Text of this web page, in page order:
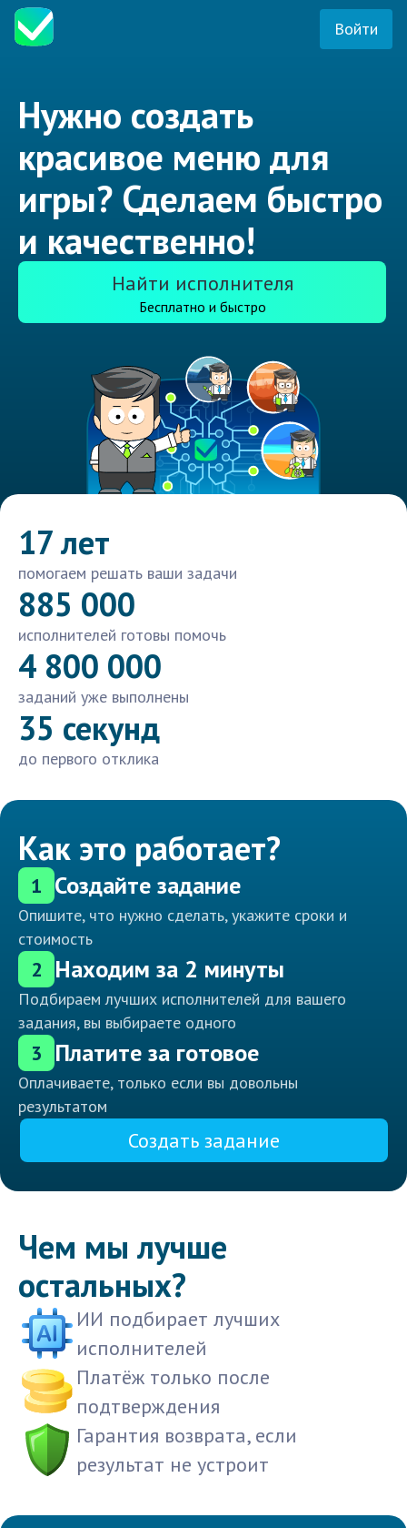
Войти
Нужно создать
красивое меню для
игры? Сделаем быстро
и качественно!
Найти исполнителя
Бесплатно и быстро
17 лет
помогаем решать ваши задачи
885 000
исполнителей готовы помочь
4 800 000
заданий уже выполнены
35 секунд
до первого отклика
Как это работает?
1 Создайте задание
Опишите, что нужно сделать, укажите сроки и
стоимость
2 Находим за 2 минуты
Подбираем лучших исполнителей для вашего
задания, вы выбираете одного
3 Платите за готовое
Оплачиваете, только если вы довольны
результатом
Создать задание
Чем мы лучше
остальных?
ИИ подбирает лучших
исполнителей
Платёж только после
подтверждения
Гарантия возврата, если
результат не устроит